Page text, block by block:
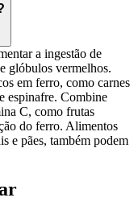
a ingestão de
glóbulos vermelhos.
em ferro, como carnes
espinafre. Combine
C, como frutas
do ferro. Alimentos
e pães, também podem